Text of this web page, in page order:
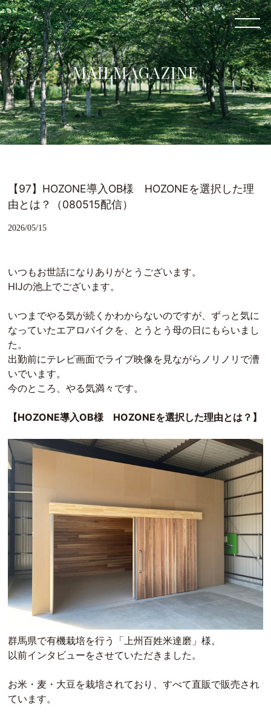
MAILMAGAZINE
【97】HOZONE導入OB様 HOZONEを選択した理
由とは？（080515配信）
2026/05/15
いつもお世話になりありがとうございます。
HIJの池上でございます。
いつまでやる気が続くかわからないのですが、ずっと気に
なっていたエアロバイクを、とうとう母の日にもらいまし
た。
出勤前にテレビ画面でライブ映像を見ながらノリノリで漕
いでいます。
今のところ、やる気満々です。
【HOZONE導入OB様 HOZONEを選択した理由とは？】
群馬県で有機栽培を行う「上州百姓米達磨」様。
以前インタビューをさせていただきました。
お米・麦・大豆を栽培されており、すべて直販で販売され
ています。